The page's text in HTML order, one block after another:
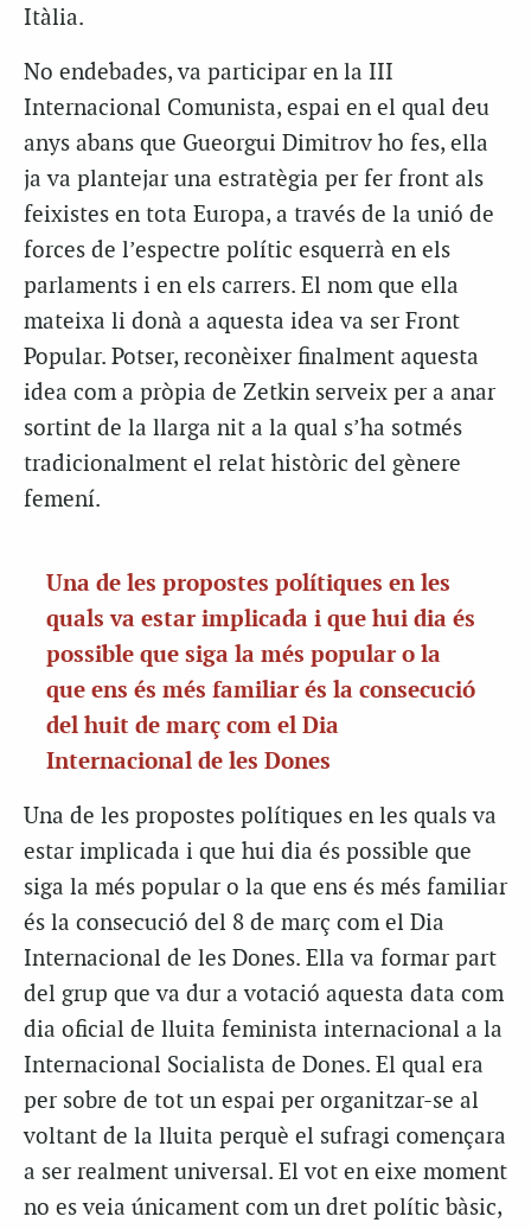
Itàlia.
No endebades, va participar en la III
Internacional Comunista, espai en el qual deu
anys abans que Gueorgui Dimitrov ho fes, ella
ja va plantejar una estratègia per fer front als
feixistes en tota Europa, a través de la unió de
forces de l’espectre polític esquerrà en els
parlaments i en els carrers. El nom que ella
mateixa li donà a aquesta idea va ser Front
Popular. Potser, reconèixer finalment aquesta
idea com a pròpia de Zetkin serveix per a anar
sortint de la llarga nit a la qual s’ha sotmés
tradicionalment el relat històric del gènere
femení.
Una de les propostes polítiques en les
quals va estar implicada i que hui dia és
possible que siga la més popular o la
que ens és més familiar és la consecució
del huit de març com el Dia
Internacional de les Dones
Una de les propostes polítiques en les quals va
estar implicada i que hui dia és possible que
siga la més popular o la que ens és més familiar
és la consecució del 8 de març com el Dia
Internacional de les Dones. Ella va formar part
del grup que va dur a votació aquesta data com
dia oficial de lluita feminista internacional a la
Internacional Socialista de Dones. El qual era
per sobre de tot un espai per organitzar-se al
voltant de la lluita perquè el sufragi començara
a ser realment universal. El vot en eixe moment
no es veia únicament com un dret polític bàsic,